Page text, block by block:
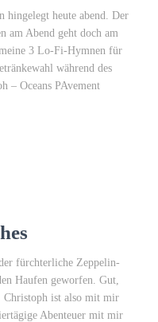
heute abend. Der
am Abend geht doch am
3 Lo-Fi-Hymnen für
während des
– Oceans PAvement
fürchterliche Zeppelin-
Haufen geworfen. Gut,
Christoph ist also mit mir
Abenteuer mit mir